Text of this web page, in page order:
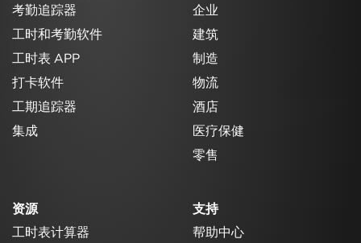
考勤追踪器
工时和考勤软件
工时表 APP
打卡软件
工期追踪器
集成
企业
建筑
制造
物流
酒店
医疗保健
零售
资源
工时表计算器
支持
帮助中心